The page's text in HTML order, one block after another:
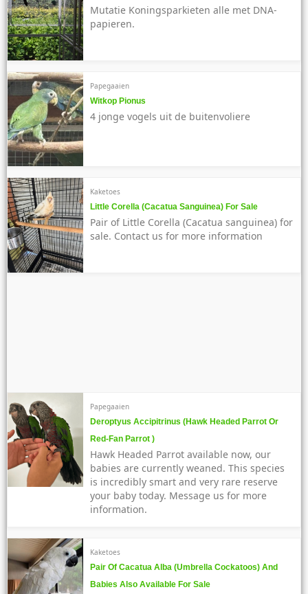
Mutatie Koningsparkieten alle met DNA-
papieren.
Papegaaien
Witkop Pionus
4 jonge vogels uit de buitenvoliere
Kaketoes
Little Corella (Cacatua Sanguinea) For Sale
Pair of Little Corella (Cacatua sanguinea) for
sale. Contact us for more information
Papegaaien
Deroptyus Accipitrinus (Hawk Headed Parrot Or
Red-Fan Parrot )
Hawk Headed Parrot available now, our
babies are currently weaned. This species
is incredibly smart and very rare reserve
your baby today. Message us for more
information.
Kaketoes
Pair Of Cacatua Alba (Umbrella Cockatoos) And
Babies Also Available For Sale